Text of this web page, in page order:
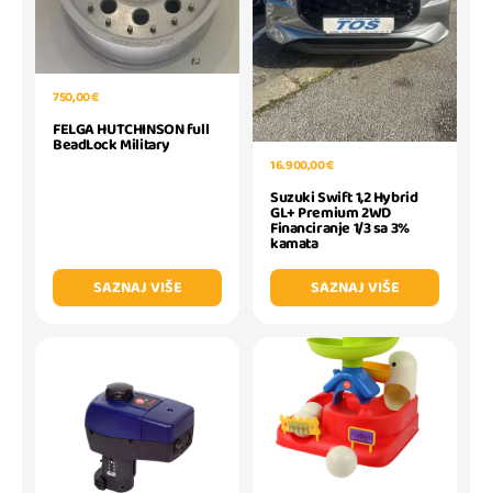
750,00 €
FELGA HUTCHINSON full
BeadLock Military
SAZNAJ VIŠE
16.900,00 €
Suzuki Swift 1,2 Hybrid
GL+ Premium 2WD
Financiranje 1/3 sa 3%
kamata
SAZNAJ VIŠE